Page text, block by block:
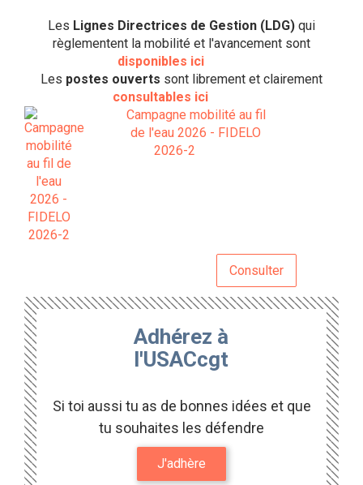
Les Lignes Directrices de Gestion (LDG) qui
règlementent la mobilité et l'avancement sont
disponibles ici
Les postes ouverts sont librement et clairement
consultables ici
Campagne mobilité au fil
de l'eau 2026 - FIDELO
2026-2
Consulter
Adhérez à
l'USACcgt
Si toi aussi tu as de bonnes idées et que
tu souhaites les défendre
J'adhère